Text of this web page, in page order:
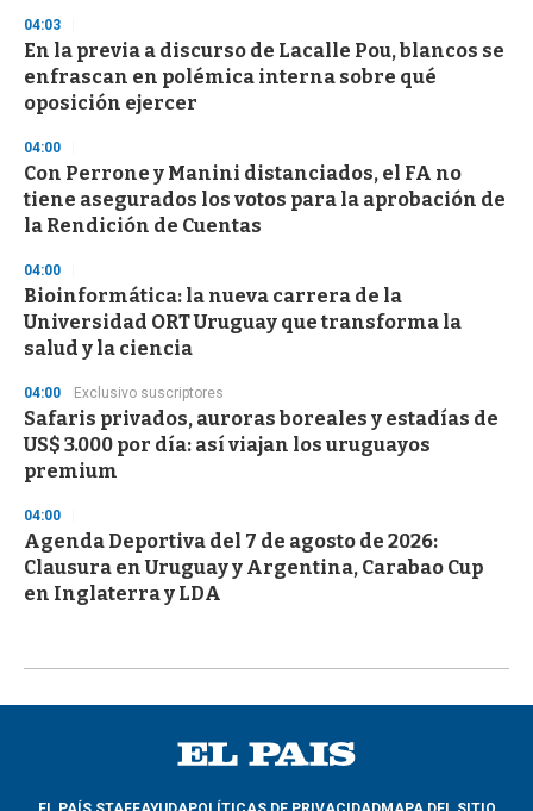
04:03
En la previa a discurso de Lacalle Pou, blancos se
enfrascan en polémica interna sobre qué
oposición ejercer
04:00
Con Perrone y Manini distanciados, el FA no
tiene asegurados los votos para la aprobación de
la Rendición de Cuentas
04:00
Bioinformática: la nueva carrera de la
Universidad ORT Uruguay que transforma la
salud y la ciencia
04:00 Exclusivo suscriptores
Safaris privados, auroras boreales y estadías de
US$ 3.000 por día: así viajan los uruguayos
premium
04:00
Agenda Deportiva del 7 de agosto de 2026:
Clausura en Uruguay y Argentina, Carabao Cup
en Inglaterra y LDA